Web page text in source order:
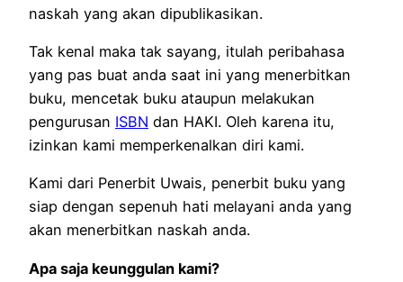
naskah yang akan dipublikasikan.
Tak kenal maka tak sayang, itulah peribahasa
yang pas buat anda saat ini yang menerbitkan
buku, mencetak buku ataupun melakukan
pengurusan ISBN dan HAKI. Oleh karena itu,
izinkan kami memperkenalkan diri kami.
Kami dari Penerbit Uwais, penerbit buku yang
siap dengan sepenuh hati melayani anda yang
akan menerbitkan naskah anda.
Apa saja keunggulan kami?